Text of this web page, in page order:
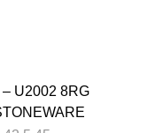
U2002 8RG